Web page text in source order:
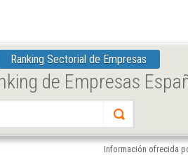
Ranking Sectorial de Empresas
de Empresas
Información ofrecida